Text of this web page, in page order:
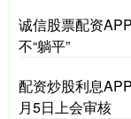
诚信股票配资
不“躺平”
配资炒股利息
月5日上会审核